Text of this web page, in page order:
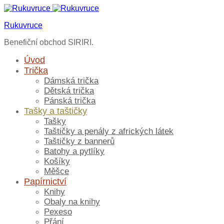
Rukuvruce
Benefiční obchod SIRIRI.
Úvod
Trička
Dámská trička
Dětská trička
Pánská trička
Tašky a taštičky
Tašky
Taštičky a penály z afrických látek
Taštičky z bannerů
Batohy a pytlíky
Košíky
Měšce
Papírnictví
Knihy
Obaly na knihy
Pexeso
Přání